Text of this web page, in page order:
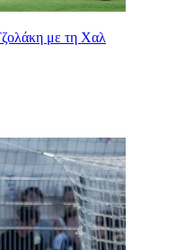
με τη Χαλ